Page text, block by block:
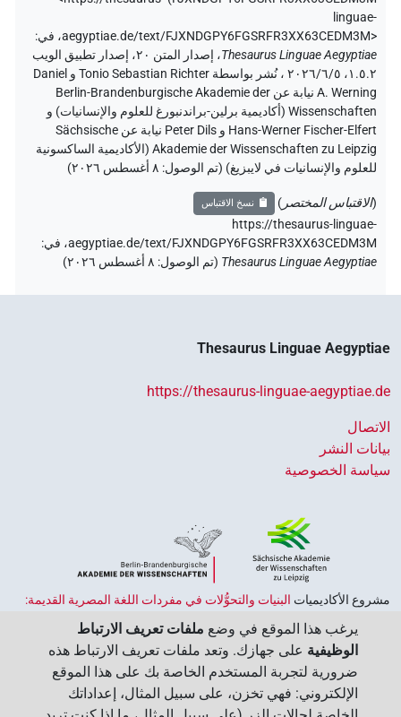
linguae-
aegyptiae.de/text/FJXNDGPY6FGSRFR3XX63CEDM3M>، في:
Thesaurus Linguae Aegyptiae،
إصدار المتن ٢٠، إصدار تطبيق الويب
۱.٥.٢، ٢٠٢٦/٦/٥ ، نُشر بواسطة Tonio Sebastian Richter و Daniel
A. Werning نيابة عن Berlin-Brandenburgische Akademie der
Wissenschaften (أكاديمية برلين-براندنبورغ للعلوم والإنسانيات) و
Hans-Werner Fischer-Elfert و Peter Dils نيابة عن Sächsische
Akademie der Wissenschaften zu Leipzig (الأكاديمية الساكسونية
للعلوم والإنسانيات في لايبزيغ) (تم الوصول: ٨ أغسطس ٢٠٢٦ )
(الاقتباس المختصر ) نسخ الاقتباس
https://thesaurus-linguae-
aegyptiae.de/text/FJXNDGPY6FGSRFR3XX63CEDM3M، في:
Thesaurus Linguae Aegyptiae
(تم الوصول: ٨ أغسطس ٢٠٢٦ )
Thesaurus Linguae Aegyptiae
https://thesaurus-linguae-aegyptiae.de
الاتصال
بيانات النشر
سياسة الخصوصية
مشروع الأكاديميات ‏ البنيات والتحوُّلات في مفردات اللغة المصرية القديمة:
الممول من قبل الحكومة الاتحادية وحكومات الولايات بجمهورية ألمانيا
الاتحادية، وهو يهدف إلى الحفاظ على تراثنا الثقافي واسترجاعه واستكشافه.
يُنسَّق البرنامج من قِبلاتحاد الأكاديميات الألمانية للعلوم والإنسانيات‏.
يرغب هذا الموقع في وضع ملفات تعريف الارتباط
الوظيفية على جهازك. وتعد ملفات تعريف الارتباط هذه
ضرورية لتجربة المستخدم الخاصة بك على هذا الموقع
الإلكتروني: فهي تخزن، على سبيل المثال، إعداداتك